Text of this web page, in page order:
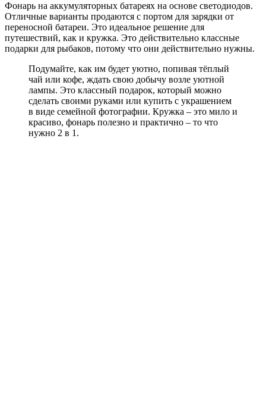
Фонарь на аккумуляторных батареях на основе светодиодов.
Отличные варианты продаются с портом для зарядки от
переносной батареи. Это идеальное решение для
путешествий, как и кружка. Это действительно классные
подарки для рыбаков, потому что они действительно нужны.
Подумайте, как им будет уютно, попивая тёплый
чай или кофе, ждать свою добычу возле уютной
лампы. Это классный подарок, который можно
сделать своими руками или купить с украшением
в виде семейной фотографии. Кружка – это мило и
красиво, фонарь полезно и практично – то что
нужно 2 в 1.